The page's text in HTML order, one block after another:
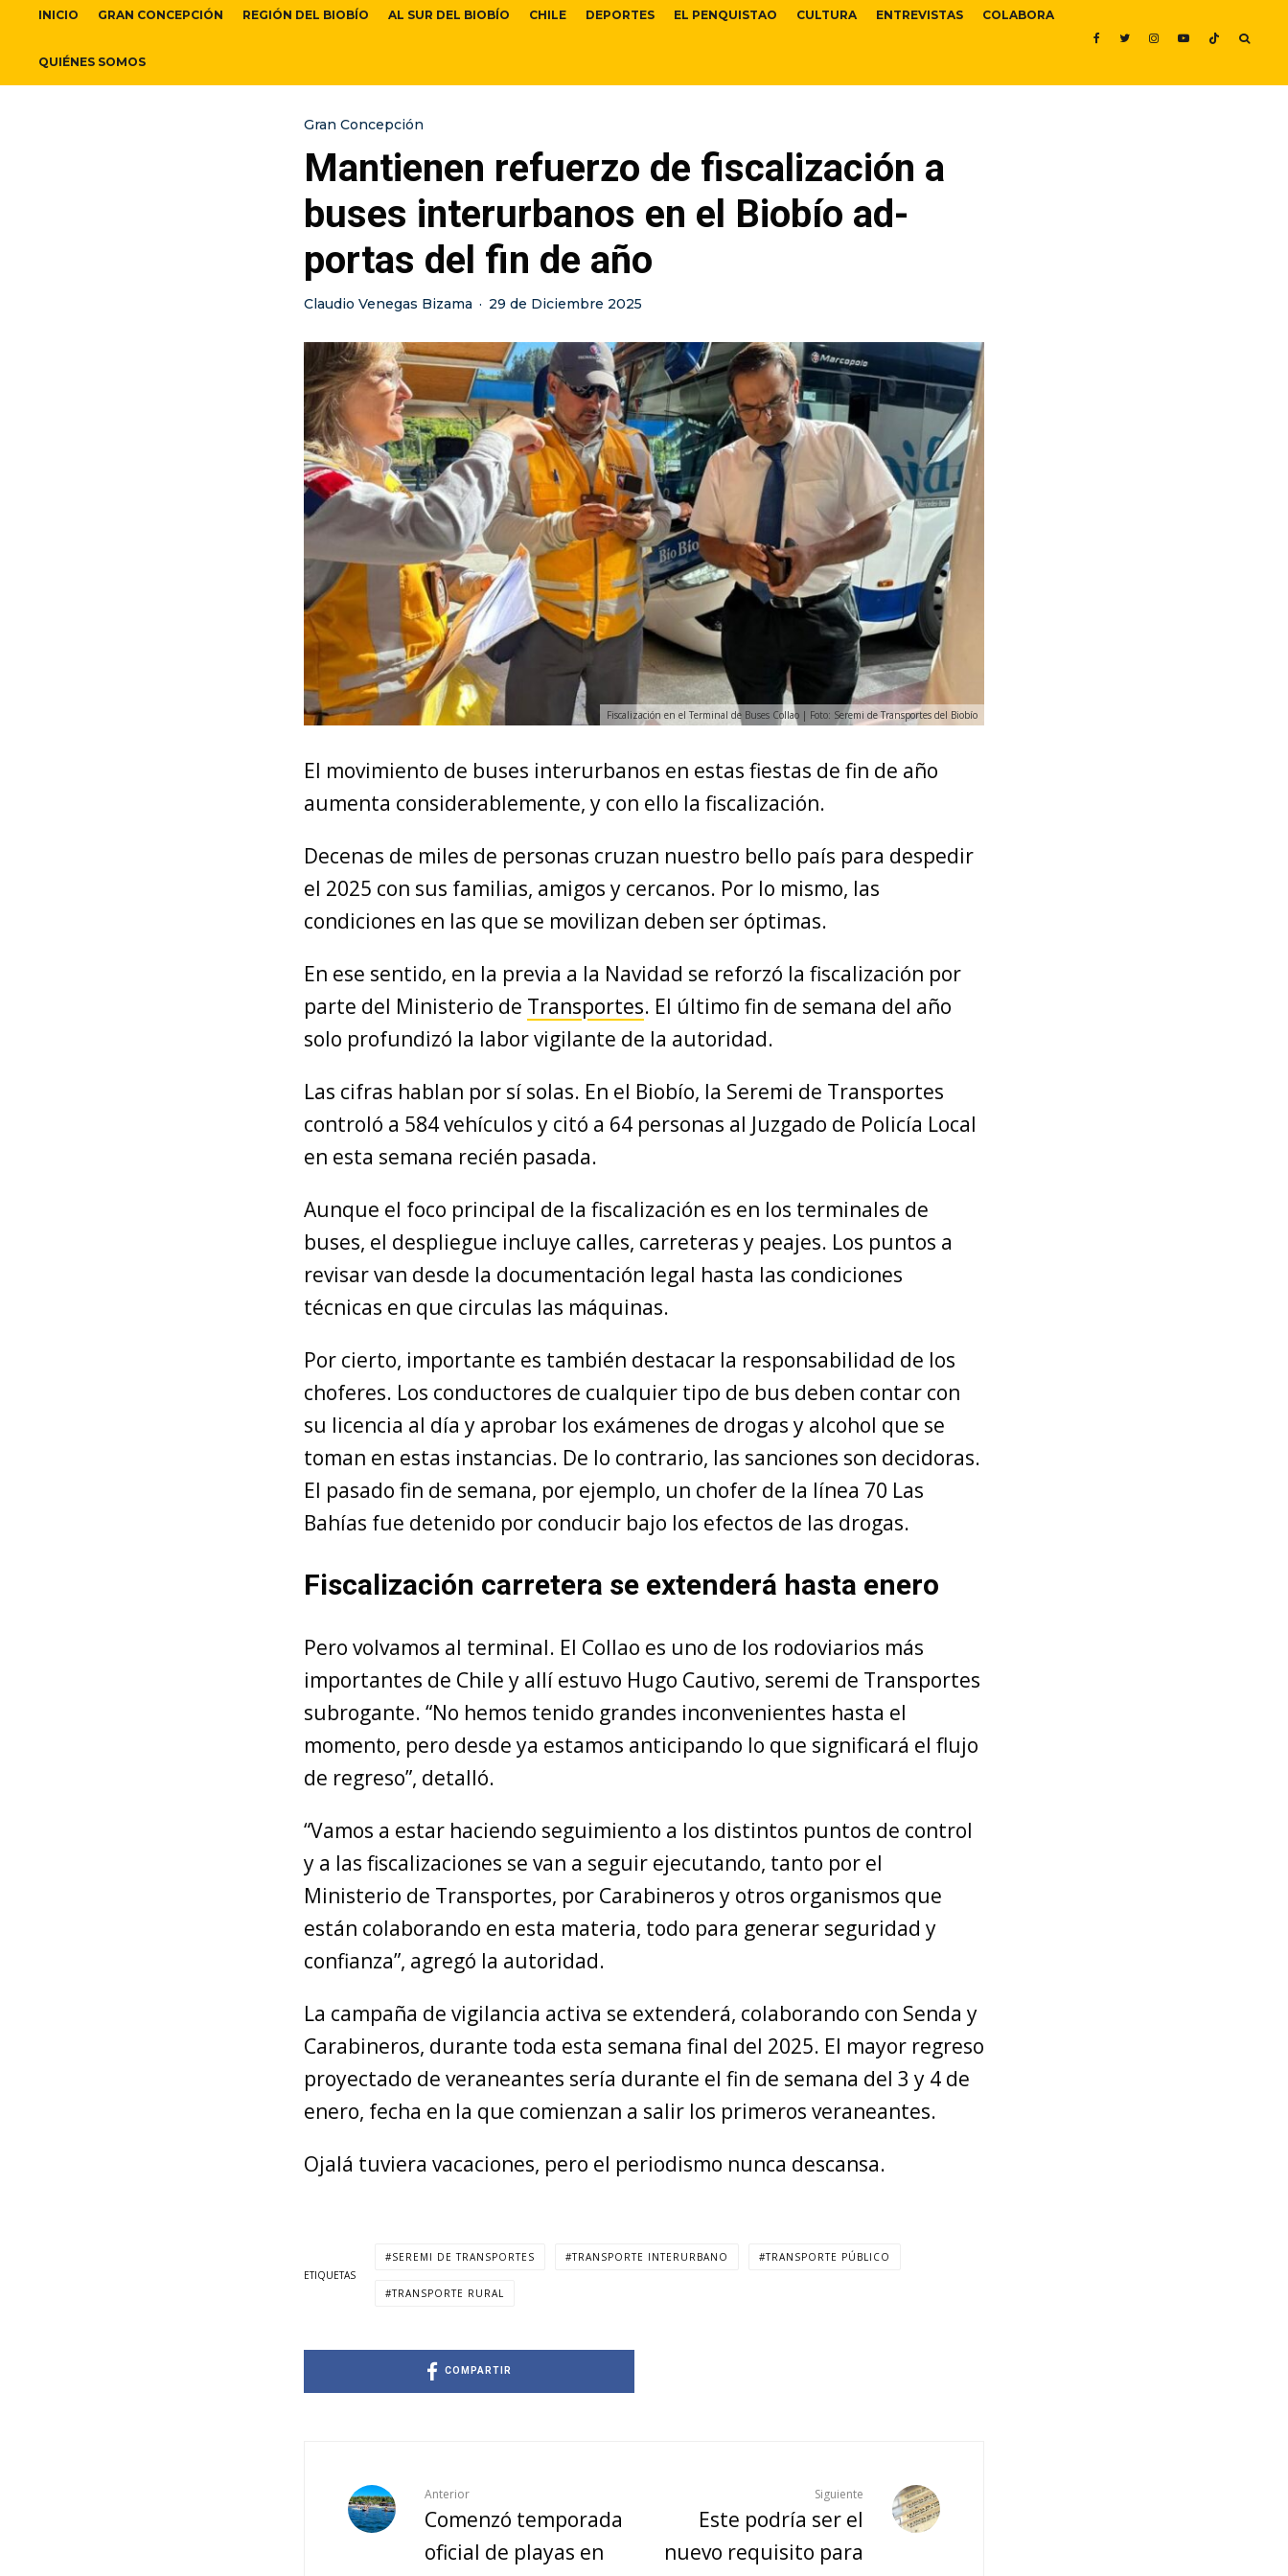
INICIO GRAN CONCEPCIÓN REGIÓN DEL BIOBÍO AL SUR DEL BIOBÍO CHILE DEPORTES EL PENQUISTAO CULTURA ENTREVISTAS COLABORA
QUIÉNES SOMOS
Gran Concepción
Mantienen refuerzo de fiscalización a
buses interurbanos en el Biobío ad-
portas del fin de año
Claudio Venegas Bizama · 29 de Diciembre 2025
Fiscalización en el Terminal de Buses Collao | Foto: Seremi de Transportes del Biobío
El movimiento de buses interurbanos en estas fiestas de fin de año
aumenta considerablemente, y con ello la fiscalización.
Decenas de miles de personas cruzan nuestro bello país para despedir
el 2025 con sus familias, amigos y cercanos. Por lo mismo, las
condiciones en las que se movilizan deben ser óptimas.
En ese sentido, en la previa a la Navidad se reforzó la fiscalización por
parte del Ministerio de Transportes. El último fin de semana del año
solo profundizó la labor vigilante de la autoridad.
Las cifras hablan por sí solas. En el Biobío, la Seremi de Transportes
controló a 584 vehículos y citó a 64 personas al Juzgado de Policía Local
en esta semana recién pasada.
Aunque el foco principal de la fiscalización es en los terminales de
buses, el despliegue incluye calles, carreteras y peajes. Los puntos a
revisar van desde la documentación legal hasta las condiciones
técnicas en que circulas las máquinas.
Por cierto, importante es también destacar la responsabilidad de los
choferes. Los conductores de cualquier tipo de bus deben contar con
su licencia al día y aprobar los exámenes de drogas y alcohol que se
toman en estas instancias. De lo contrario, las sanciones son decidoras.
El pasado fin de semana, por ejemplo, un chofer de la línea 70 Las
Bahías fue detenido por conducir bajo los efectos de las drogas.
Fiscalización carretera se extenderá hasta enero
Pero volvamos al terminal. El Collao es uno de los rodoviarios más
importantes de Chile y allí estuvo Hugo Cautivo, seremi de Transportes
subrogante. “No hemos tenido grandes inconvenientes hasta el
momento, pero desde ya estamos anticipando lo que significará el flujo
de regreso”, detalló.
“Vamos a estar haciendo seguimiento a los distintos puntos de control
y a las fiscalizaciones se van a seguir ejecutando, tanto por el
Ministerio de Transportes, por Carabineros y otros organismos que
están colaborando en esta materia, todo para generar seguridad y
confianza”, agregó la autoridad.
La campaña de vigilancia activa se extenderá, colaborando con Senda y
Carabineros, durante toda esta semana final del 2025. El mayor regreso
proyectado de veraneantes sería durante el fin de semana del 3 y 4 de
enero, fecha en la que comienzan a salir los primeros veraneantes.
Ojalá tuviera vacaciones, pero el periodismo nunca descansa.
ETIQUETAS
SEREMI DE TRANSPORTES TRANSPORTE INTERURBANO TRANSPORTE PÚBLICO
TRANSPORTE RURAL
COMPARTIR
Anterior
Comenzó temporada
oficial de playas en
Siguiente
Este podría ser el
nuevo requisito para